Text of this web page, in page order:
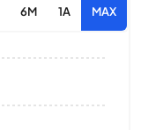
6M 1A MAX